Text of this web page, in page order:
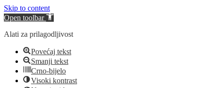
Skip to content
Open toolbar
Alati za prilagodljivost
Povećaj tekst
Smanji tekst
Crno-bijelo
Visoki kontrast